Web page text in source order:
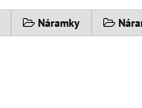
Náramky